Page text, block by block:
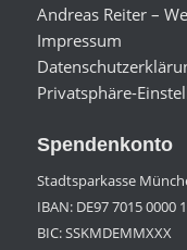
Andreas Reiter –
Impressum
Privatsphäre-
Spendenkonto
Stadtsparkasse
IBAN: DE97 7015 0000
BIC: SSKMDEMMXXX